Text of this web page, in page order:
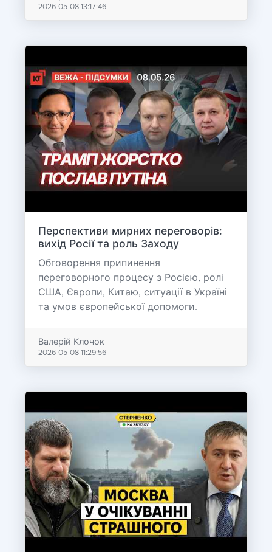
2026-05-08 13:17:46
Перспективи мирних переговорів:
вихід Росії та роль Заходу
Обговорення припинення
переговорного процесу з Росією, ролі
США, Європи, Китаю, ситуації в Україні
та умов європейської допомоги.
Валерій Клочок
2026-05-08 11:29:56